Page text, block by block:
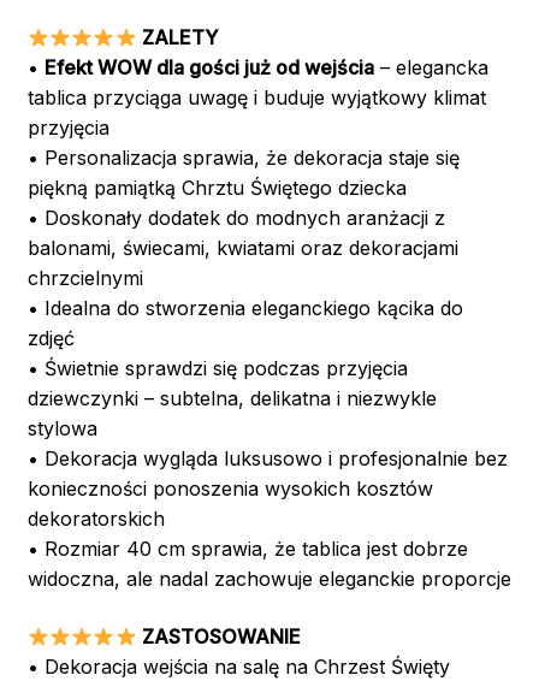
ZALETY
• Efekt WOW dla gości już od wejścia– elegancka
tablica przyciąga uwagę i buduje wyjątkowy klimat
przyjęcia
• Personalizacja sprawia, że dekoracja staje się
piękną pamiątką Chrztu Świętego dziecka
• Doskonały dodatek do modnych aranżacji z
balonami, świecami, kwiatami oraz dekoracjami
chrzcielnymi
• Idealna do stworzenia eleganckiego kącika do
zdjęć
• Świetnie sprawdzi się podczas przyjęcia
dziewczynki – subtelna, delikatna i niezwykle
stylowa
• Dekoracja wygląda luksusowo i profesjonalnie bez
konieczności ponoszenia wysokich kosztów
dekoratorskich
• Rozmiar 40 cm sprawia, że tablica jest dobrze
widoczna, ale nadal zachowuje eleganckie proporcje
ZASTOSOWANIE
• Dekoracja wejścia na salę na Chrzest Święty